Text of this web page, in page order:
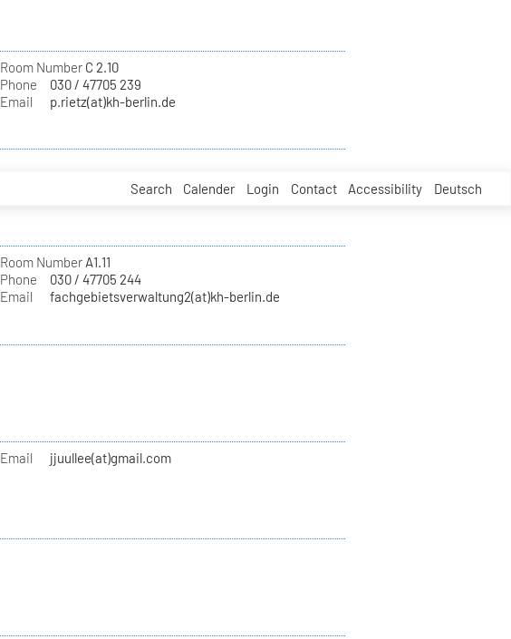
Search Calender Login Contact Accessibility Deutsch
Room NumberC 2.10
Phone
030 / 47705 239
Email
p.rietz(at)kh-berlin.de
Room NumberA1.11
Phone
030 / 47705 244
Email
fachgebietsverwaltung2(at)kh-berlin.de
Email jjuullee(at)gmail.com